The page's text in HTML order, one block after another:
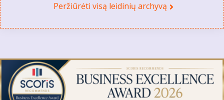
Peržiūrėti visą leidinių archyvą